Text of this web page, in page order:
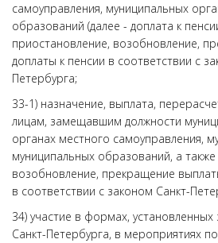
самоуправления, муниципальных
образований (далее - доплата к
приостановление, возобновление,
доплаты к пенсии в соответствии с
Петербурга;
33-1) назначение, выплата,
лицам, замещавшим должности
органах местного самоуправления,
муниципальных образований, а
возобновление, прекращение
в соответствии с законом Санкт-
34) участие в формах, установленных
Санкт-Петербурга, в мероприятиях